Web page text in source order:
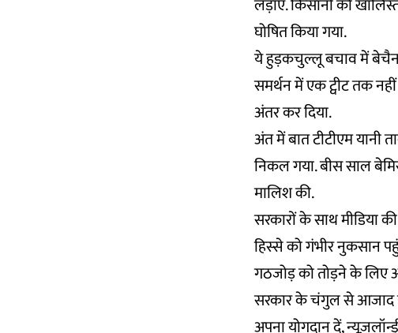
लड़ाए. किसानों को
घोषित किया गया.
ये हुड़कचुल्लू बचाव में बेचैन
समर्थन में एक ट्वीट तक
अंतर कर दिया.
अंत में बात टीटीएम यानी
निकल गया. बीस साल
मालिश की.
सरकारों के साथ मीडिया
हिस्से को गंभीर नुकसान
गठजोड़ को तोड़ने के लिए
सरकार के चंगुल से आजाद
अपना योगदान दें,